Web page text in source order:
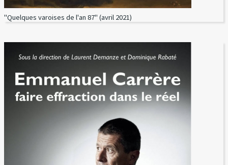
"Quelques varoises de l'an 87" (avril 2021)